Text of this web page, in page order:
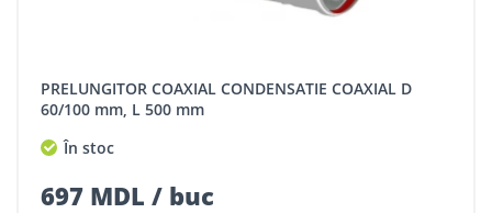
PRELUNGITOR COAXIAL CONDENSATIE COAXIAL D
60/100 mm, L 500 mm
În stoc
697 MDL / buc